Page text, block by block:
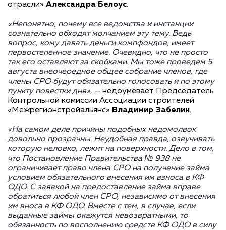
отрасли» Александра Белоус.
«Непонятно, почему все ведомства и инстанции
сознательно обходят молчанием эту тему. Ведь
вопрос, кому давать деньги компфондов, имеет
первостепенное значение. Очевидно, что не просто
так его оставляют за скобками. Мы тоже проведем 5
августа внеочередное общее собрание членов, где
члены СРО будут обязательно голосовать и по этому
пункту повестки дня», — недоумевает Председатель
Контрольной комиссии Ассоциации строителей
«Межрегионстройальянс» Владимир Забелин.
«На самом деле причины подобных недомолвок
довольно прозрачны. Неудобная правда, озвучивать
которую неловко, лежит на поверхности. Дело в том,
что Постановление Правительства № 938 не
ограничивает право члена СРО на получение займа
условием обязательного внесения им взноса в КФ
ОДО. С заявкой на предоставление займа вправе
обратиться любой член СРО, независимо от внесения
им вноса в КФ ОДО. Вместе с тем, в случае, если
выданные займы окажутся невозвратными, то
обязанность по восполнению средств КФ ОДО в силу